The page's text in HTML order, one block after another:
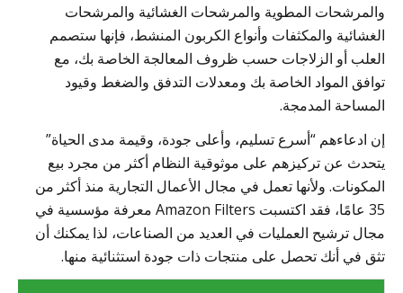
والمرشحات المطوية والمرشحات الغشائية والمرشحات
الغشائية والمكثفات وأنواع الكربون المنشط، فإنها ستصمم
العلب أو الزلاجات حسب ظروف المعالجة الخاصة بك، مع
توافق المواد الخاصة بك ومعدلات التدفق والضغط وقيود
المساحة المدمجة.
إن ادعاءهم “أسرع تسليم، وأعلى جودة، وقيمة مدى الحياة”
يتحدث عن تركيزهم على موثوقية النظام أكثر من مجرد بيع
المكونات. ولأنها تعمل في مجال الأعمال التجارية منذ أكثر من
35 عامًا، فقد اكتسبت Amazon Filters معرفة مؤسسية في
مجال ترشيح العمليات في العديد من الصناعات، لذا يمكنك أن
تثق في أنك تحصل على منتجات ذات جودة استثنائية منها.